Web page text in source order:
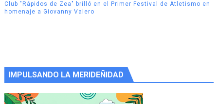
Club "Rápidos de Zea" brilló en el Primer Festival de Atletismo en
homenaje a Giovanny Valero
IMPULSANDO LA MERIDEÑIDAD